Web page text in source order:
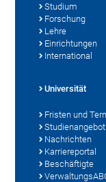
Studium
Forschung
Lehre
Einrichtungen
International
Universität
Fristen und
Studienangebot
Nachrichten
Karriereportal
Beschäftigte